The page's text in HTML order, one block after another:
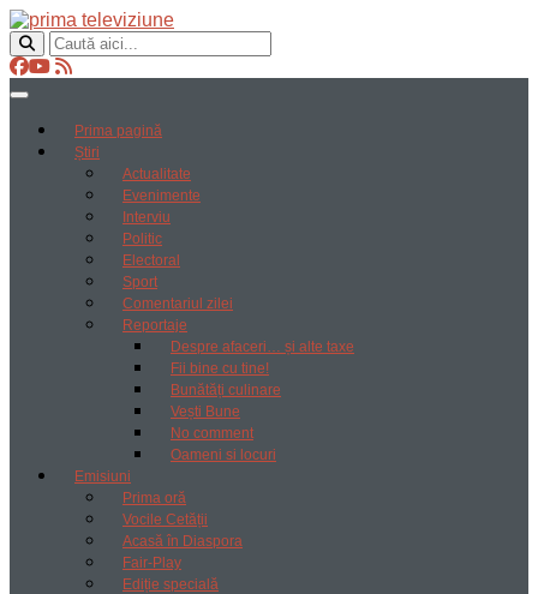
Prima pagină
Știri
Actualitate
Evenimente
Interviu
Politic
Electoral
Sport
Comentariul zilei
Reportaje
Despre afaceri… și alte taxe
Fii bine cu tine!
Bunătăți culinare
Vești Bune
No comment
Oameni si locuri
Emisiuni
Prima oră
Vocile Cetății
Acasă în Diaspora
Fair-Play
Ediție specială